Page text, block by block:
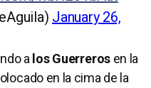
January 26,
a los Guerreros en la
en la cima de la